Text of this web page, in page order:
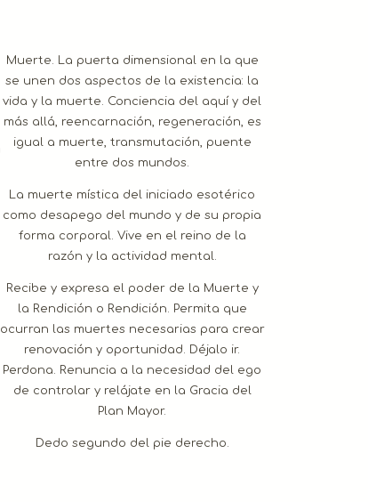
Muerte. La puerta dimensional en la que
se unen dos aspectos de la existencia: la
vida y la muerte. Conciencia del aquí y del
más allá, reencarnación, regeneración, es
igual a muerte, transmutación, puente
entre dos mundos.
La muerte mística del iniciado esotérico
como desapego del mundo y de su propia
forma corporal. Vive en el reino de la
razón y la actividad mental.
Recibe y expresa el poder de la Muerte y
la Rendición o Rendición. Permita que
ocurran las muertes necesarias para crear
renovación y oportunidad. Déjalo ir.
Perdona. Renuncia a la necesidad del ego
de controlar y relájate en la Gracia del
Plan Mayor.
Dedo segundo del pie derecho.